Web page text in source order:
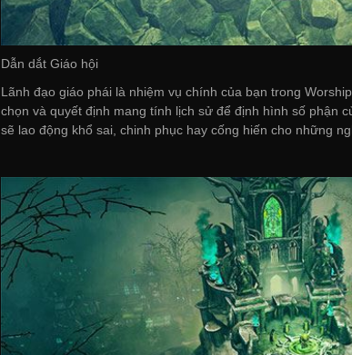
Dẫn dắt Giáo hội
Lãnh đạo giáo phái là nhiệm vụ chính của bạn trong
chọn và quyết định mang tính lịch sử để định hình số phận
sẽ lao động khổ sai, chinh phục hay cống hiến cho những